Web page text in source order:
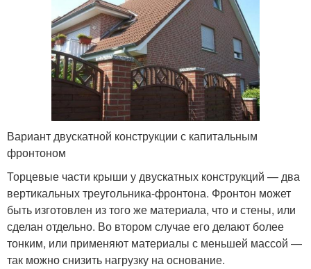
Вариант двускатной конструкции с капитальным
фронтоном
Торцевые части крыши у двускатных конструкций — два
вертикальных треугольника-фронтона. Фронтон может
быть изготовлен из того же материала, что и стены, или
сделан отдельно. Во втором случае его делают более
тонким, или применяют материалы с меньшей массой —
так можно снизить нагрузку на основание.